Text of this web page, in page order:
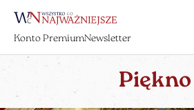
Konto PremiumNewsletter
Piękno